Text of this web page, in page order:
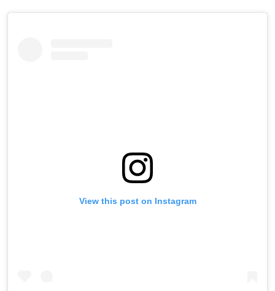
View this post on Instagram